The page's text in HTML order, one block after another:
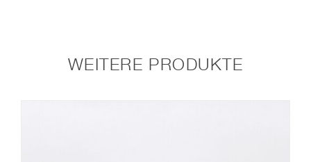
WEITERE PRODUKTE